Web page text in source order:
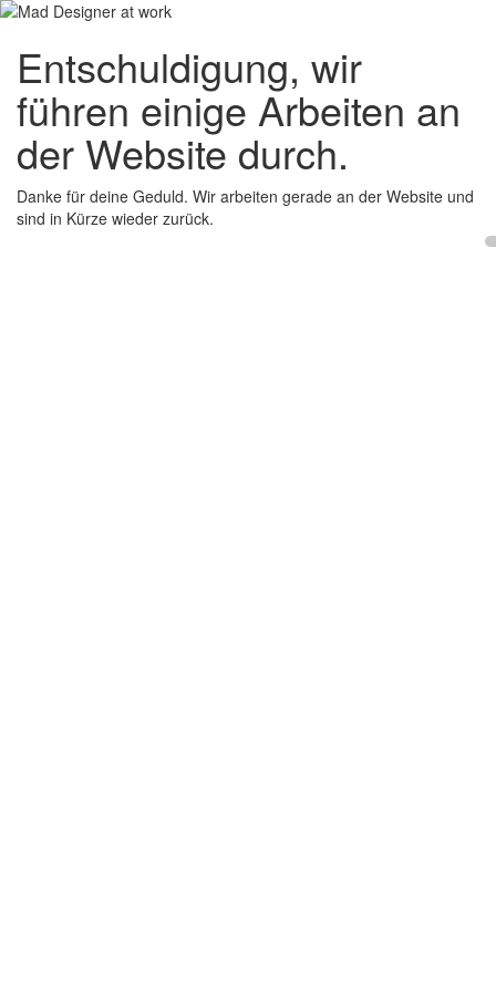
Entschuldigung, wir
führen einige Arbeiten an
der Website durch.
Danke für deine Geduld. Wir arbeiten gerade an der Website und
sind in Kürze wieder zurück.